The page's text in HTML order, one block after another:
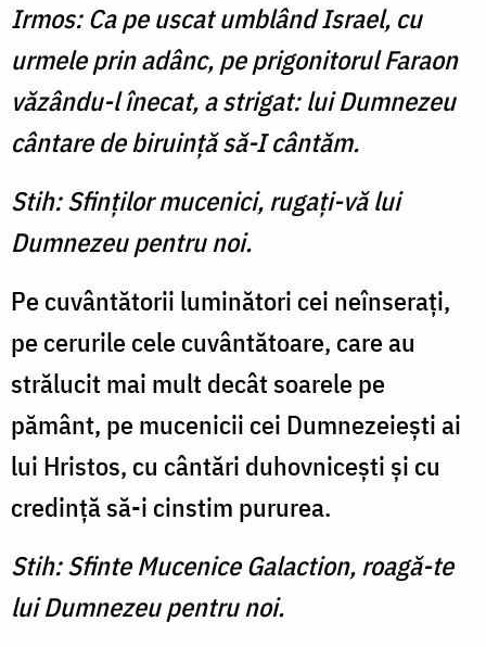
Irmos: Ca pe uscat umblând Israel, cu
urmele prin adânc, pe prigonitorul Faraon
văzându-l înecat, a strigat: lui Dumnezeu
cântare de biruinţă să-I cântăm.
Stih: Sfinţilor mucenici, rugaţi-vă lui
Dumnezeu pentru noi.
Pe cuvântătorii luminători cei neînseraţi,
pe cerurile cele cuvântătoare, care au
strălucit mai mult decât soarele pe
pământ, pe mucenicii cei Dumnezeieşti ai
lui Hristos, cu cântări duhovniceşti şi cu
credinţă să-i cinstim pururea.
Stih: Sfinte Mucenice Galaction, roagă-te
lui Dumnezeu pentru noi.